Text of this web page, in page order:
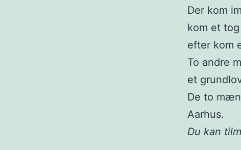
Der kom
kom et
efter kom
To andre
et
De to
Aarhus.
Du kan